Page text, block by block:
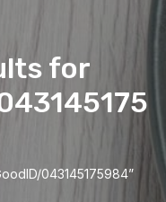
for
043145175984”